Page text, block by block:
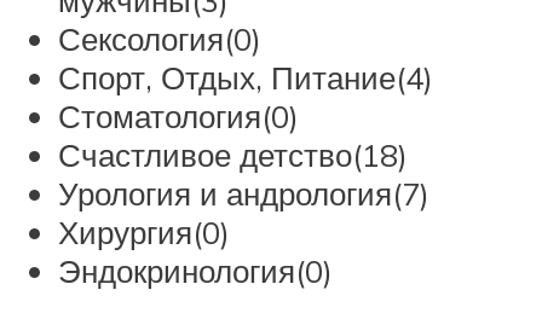
Сексология(0)
Спорт, Отдых, Питание(4)
Стоматология(0)
Счастливое детство(18)
Урология и андрология(7)
Хирургия(0)
Эндокринология(0)